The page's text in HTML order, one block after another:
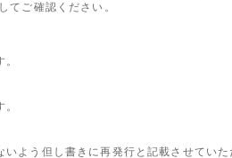
てご確認ください。
よう但し書きに再発行と記載させていた